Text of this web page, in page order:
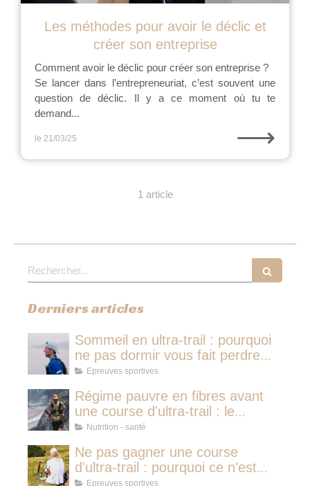
Les méthodes pour avoir le déclic et
créer son entreprise
Comment avoir le déclic pour créer son entreprise ?
Se lancer dans l’entrepreneuriat, c’est souvent une
question de déclic. Il y a ce moment où tu te
demand...
le 21/03/25 ⟶
1 article
Rechercher
Derniers articles
Sommeil en ultra-trail : pourquoi
ne pas dormir vous fait perdre
plus de temps qu'une micro-
Epreuves sportives
Régime pauvre en fibres avant
une course d'ultra-trail : le
protocole nutritionnel des
Nutrition - santé
Ne pas gagner une course
d'ultra-trail : pourquoi ce n'est
jamais avoir couru pour rien
Epreuves sportives